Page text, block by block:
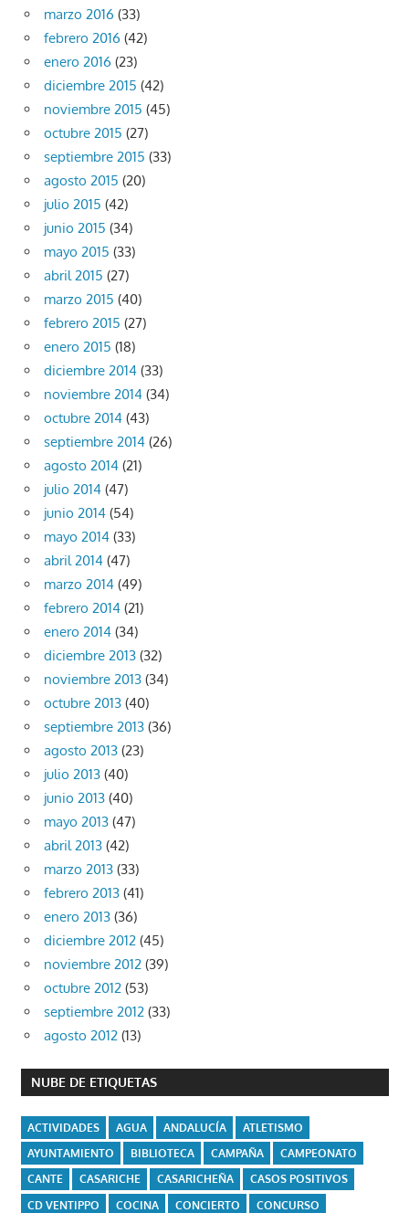
marzo 2016 (33)
febrero 2016 (42)
enero 2016 (23)
diciembre 2015 (42)
noviembre 2015 (45)
octubre 2015 (27)
septiembre 2015 (33)
agosto 2015 (20)
julio 2015 (42)
junio 2015 (34)
mayo 2015 (33)
abril 2015 (27)
marzo 2015 (40)
febrero 2015 (27)
enero 2015 (18)
diciembre 2014 (33)
noviembre 2014 (34)
octubre 2014 (43)
septiembre 2014 (26)
agosto 2014 (21)
julio 2014 (47)
junio 2014 (54)
mayo 2014 (33)
abril 2014 (47)
marzo 2014 (49)
febrero 2014 (21)
enero 2014 (34)
diciembre 2013 (32)
noviembre 2013 (34)
octubre 2013 (40)
septiembre 2013 (36)
agosto 2013 (23)
julio 2013 (40)
junio 2013 (40)
mayo 2013 (47)
abril 2013 (42)
marzo 2013 (33)
febrero 2013 (41)
enero 2013 (36)
diciembre 2012 (45)
noviembre 2012 (39)
octubre 2012 (53)
septiembre 2012 (33)
agosto 2012 (13)
NUBE DE ETIQUETAS
ACTIVIDADES AGUA ANDALUCÍA
ATLETISMO
AYUNTAMIENTO
BIBLIOTECA CAMPAÑA
CAMPEONATO
CANTE
CASARICHE CASARICHEÑA
CASOS POSITIVOS
CD VENTIPPO
COCINA CONCIERTO
CONCURSO